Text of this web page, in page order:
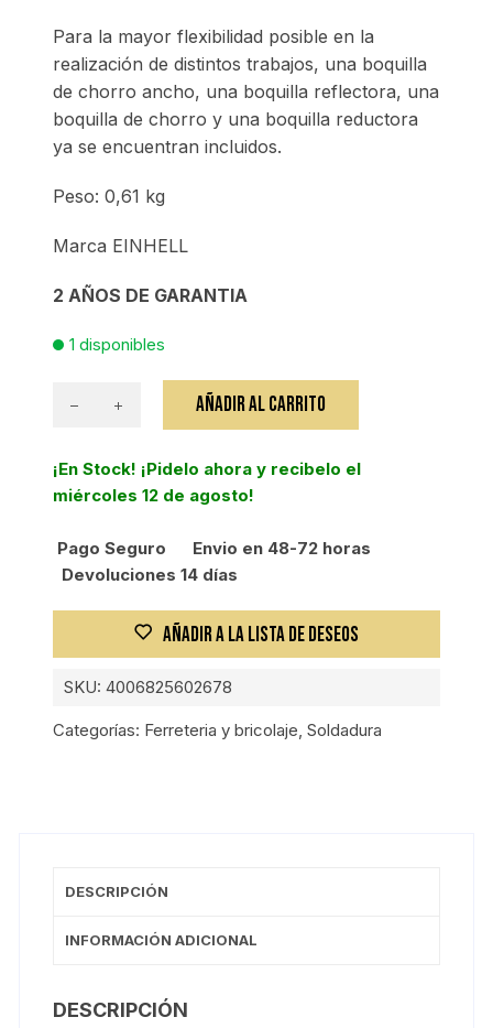
Para la mayor flexibilidad posible en la
realización de distintos trabajos, una boquilla
de chorro ancho, una boquilla reflectora, una
boquilla de chorro y una boquilla reductora
ya se encuentran incluidos.
Peso: 0,61 kg
Marca EINHELL
2 AÑOS DE GARANTIA
1 disponibles
Decapador
TE-
HA
cantidad
AÑADIR AL CARRITO
¡En Stock! ¡Pidelo ahora y recibelo el
miércoles 12 de agosto!
Pago Seguro
Envio en 48-72 horas
Devoluciones 14 días
AÑADIR A LA LISTA DE DESEOS
SKU:4006825602678
Categorías: Ferreteria y bricolaje,Soldadura
DESCRIPCIÓN
INFORMACIÓN ADICIONAL
DESCRIPCIÓN